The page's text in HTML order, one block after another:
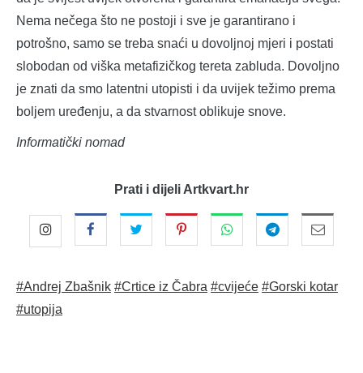
Nema nečega što ne postoji i sve je garantirano i
potrošno, samo se treba snaći u dovoljnoj mjeri i postati
slobodan od viška metafizičkog tereta zabluda. Dovoljno
je znati da smo latentni utopisti i da uvijek težimo prema
boljem uređenju, a da stvarnost oblikuje snove.
Informatički nomad
Prati i dijeli Artkvart.hr
#Andrej Zbašnik #Crtice iz Čabra #cvijeće #Gorski kotar
#utopija